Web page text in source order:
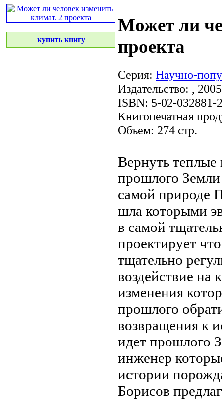
купить книгу
Может ли
проекта
Серия: Научно-
Издательство: ,
ISBN: 5-02-032881-2
Книгопечатная
Объем: 274 стр.
Вернуть
прошлого
самой природе
шла которыми
в самой
проектирует
тщательно
воздействие на
изменения
прошлого
возвращения к
идет прошлого
инженер
истории
Борисов